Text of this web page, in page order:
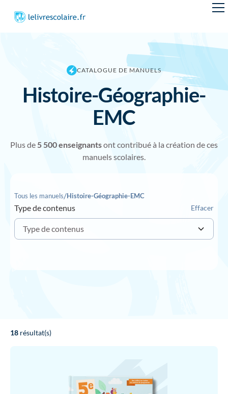
CATALOGUE DE MANUELS
Histoire-Géographie-
EMC
Plus de5 500 enseignantsont contribué à la création de ces
manuels scolaires.
Tous les manuels/Histoire-Géographie-EMC
Type de contenus Effacer
Type de contenus
18 résultat(s)